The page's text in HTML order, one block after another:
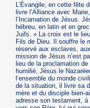
L’Évangile, en cette fête
livre l’Alliance avec
l’Incarnation de Jésus.
hébreu, en latin et en
Juifs. » La croix est le
Fils de Dieu. Il souffre le
réservé aux esclaves,
mission de Jésus n’est
lieu de la proclamation
humilié, Jésus le
l’ensemble du monde
de la situation, il livre sa
mère et du disciple bien-
adresse son testament,